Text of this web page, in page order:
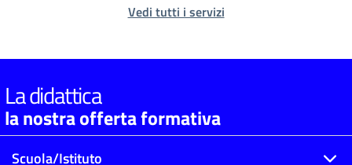
Vedi tutti i servizi
La didattica
la nostra offerta formativa
Scuola/Istituto